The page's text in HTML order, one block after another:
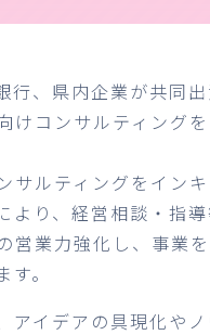
、県内企業が共同
けコンサルティング
サルティングをイン
より、経営相談・指
営業力強化し、事業
。
アイデアの具現化や